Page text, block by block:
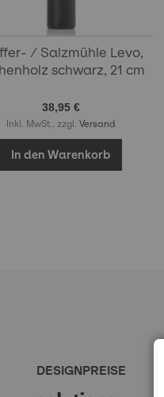
/ Salzmühle Levo,
schwarz, 21 cm
38,95 €
Inkl. MwSt., zzgl. Versand
In den Warenkorb
DESIGNPREISE